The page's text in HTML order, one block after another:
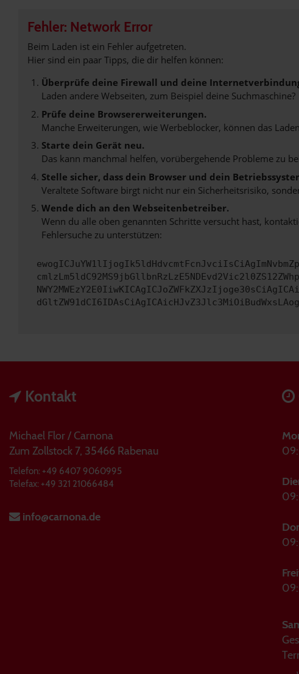
Fehler: Network Error
Beim Laden ist ein Fehler aufgetreten.
Hier sind ein paar Tipps, die dir helfen können:
Überprüfe deine Firewall und deine
Laden andere Webseiten, zum Beispiel deine Suchmaschine?
Prüfe deine Browsererweiterungen.
Manche Erweiterungen, wie Werbeblocker, können das
Starte dein Gerät neu.
Das kann manchmal helfen, vorübergehende Probleme zu
Stelle sicher, dass dein Browser und dein
Veraltete Software birgt nicht nur ein Sicherheitsrisiko,
Wende dich an den Webseitenbetreiber.
Wenn du alle oben genannten Schritte versucht hast,
Fehlersuche zu unterstützen:
Kontakt
Michael Flor / Carnona
Zum Zollstock 7, 35466 Rabenau
Telefon: +49 6407 9060995
Telefax: +49 321 21066484
info@carnona.de